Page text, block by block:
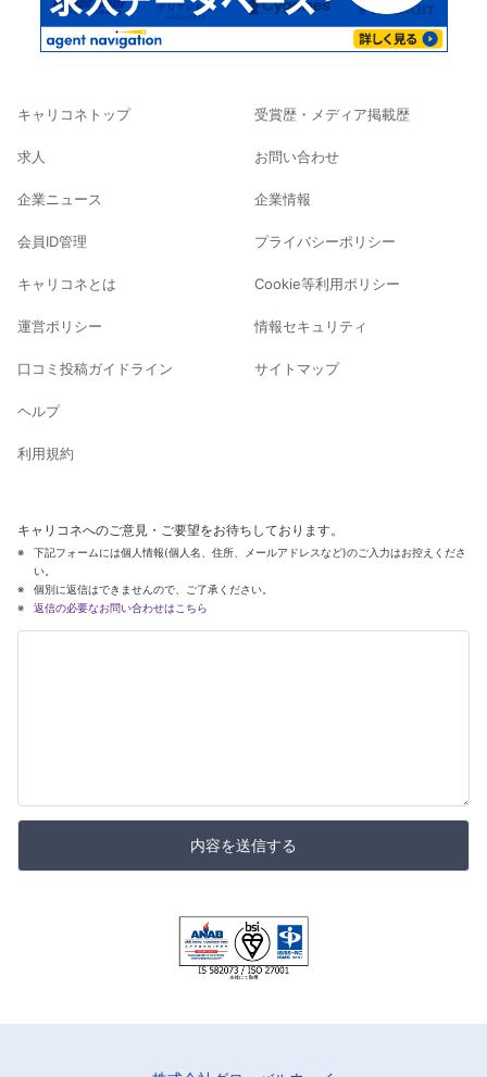
キャリコネトップ
求人
企業ニュース
会員ID管理
キャリコネとは
運営ポリシー
口コミ投稿ガイドライン
ヘルプ
利用規約
受賞歴・メディア掲載歴
お問い合わせ
企業情報
プライバシーポリシー
Cookie等利用ポリシー
情報セキュリティ
サイトマップ
キャリコネへのご意見・ご要望をお待ちしております。
下記フォームには個人情報(個人名、住所、メールアドレスなど)のご入力はお控えくださ
い。
個別に返信はできませんので、ご了承ください。
返信の必要なお問い合わせはこちら
内容を送信する